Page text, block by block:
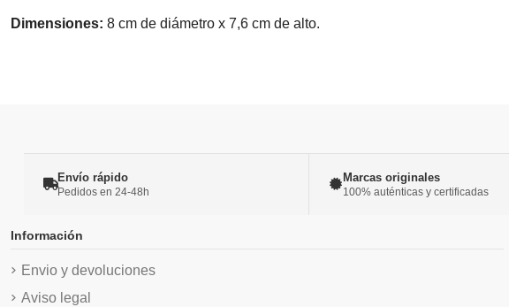
Dimensiones: 8 cm de diámetro x 7,6 cm de alto.
Envío rápido
Pedidos en 24-48h
Marcas originales
100% auténticas y certificadas
Información
Envio y devoluciones
Aviso legal